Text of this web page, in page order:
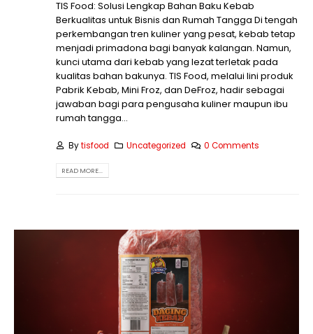
TIS Food: Solusi Lengkap Bahan Baku Kebab
Berkualitas untuk Bisnis dan Rumah Tangga Di tengah
perkembangan tren kuliner yang pesat, kebab tetap
menjadi primadona bagi banyak kalangan. Namun,
kunci utama dari kebab yang lezat terletak pada
kualitas bahan bakunya. TIS Food, melalui lini produk
Pabrik Kebab, Mini Froz, dan DeFroz, hadir sebagai
jawaban bagi para pengusaha kuliner maupun ibu
rumah tangga...
Bytisfood Uncategorized 0 Comments
READ MORE...